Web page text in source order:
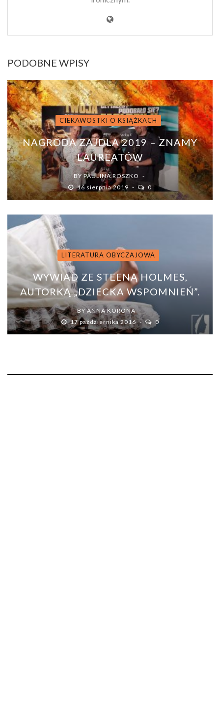
PODOBNE WPISY
CIEKAWOSTKI O KSIĄŻKACH
NAGRODA ZAJDLA 2019 – ZNAMY
LAUREATÓW
BYPAULINA ROSZKO
16 sierpnia 2019
0
LITERATURA OBYCZAJOWA
WYWIAD ZE STEENĄ HOLMES,
AUTORKĄ „DZIECKA WSPOMNIEŃ”.
BYANNA KORONA
17 października 2016
0